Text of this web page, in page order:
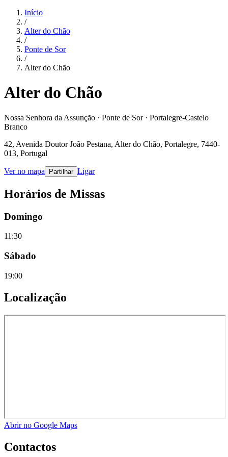
Início
/
Alter do Chão
/
Ponte de Sor
/
Alter do Chão
Alter do Chão
Nossa Senhora da Assunção · Ponte de Sor · Portalegre-Castelo
Branco
42, Avenida Doutor João Pestana, Alter do Chão, Portalegre, 7440-
013, Portugal
Ver no mapa Partilhar Ligar
Horários de Missas
Domingo
11:30
Sábado
19:00
Localização
Abrir no Google Maps
Contactos